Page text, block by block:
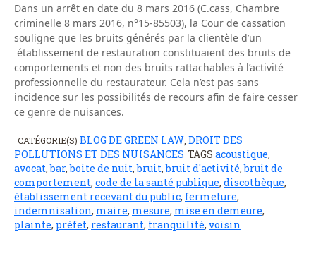
Dans un arrêt en date du 8 mars 2016 (C.cass, Chambre
criminelle 8 mars 2016, n°15-85503), la Cour de cassation
souligne que les bruits générés par la clientèle d’un
établissement de restauration constituaient des bruits de
comportements et non des bruits rattachables à l’activité
professionnelle du restaurateur. Cela n’est pas sans
incidence sur les possibilités de recours afin de faire cesser
ce genre de nuisances.
CATÉGORIE(S) BLOG DE GREEN LAW DROIT DES
POLLUTIONS ET DES NUISANCES TAGS acoustique,
avocat,bar,boite de nuit,bruit,bruit d'activité,bruit de
comportement, code de la santé publique, discothèque,
établissement recevant du public, fermeture,
indemnisation, maire, mesure, mise en demeure,
plainte, préfet, restaurant, tranquilité, voisin